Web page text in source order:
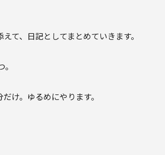
て、日記としてまとめていきます。
け。ゆるめにやります。